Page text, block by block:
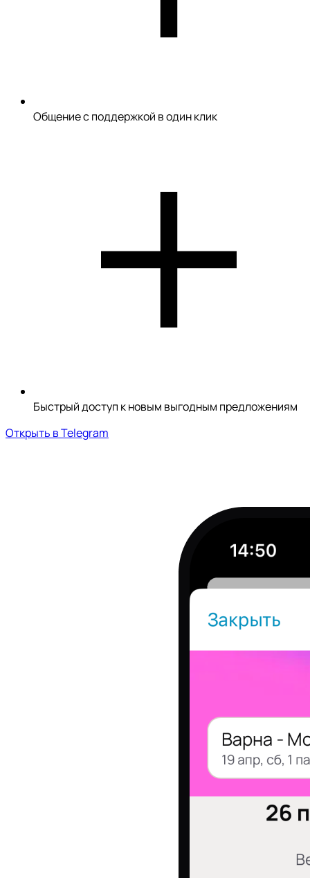
Общение с поддержкой в один клик
Быстрый доступ к новым выгодным предложениям
Открыть в Telegram